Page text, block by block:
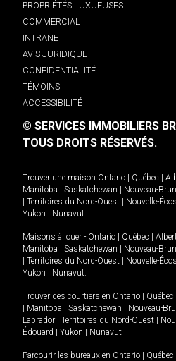
PROPRIÉTÉS LUXUEUSES
COMMERCIAL
INTRANET
AVIS JURIDIQUE
CONFIDENTIALITÉ
TÉMOINS
ACCESSIBILITÉ
© SERVICES IMMOBILIERS
TOUS DROITS RÉSERVÉS.
Trouver une maison Ontario Québec
Manitoba
Saskatchewan Nouveau-
Territoires du Nord-Ouest Nouvelle-
Yukon
Nunavut.
Maisons à louer - Ontario Québec
Manitoba
Saskatchewan Nouveau-
Territoires du Nord-Ouest Nouvelle-
Yukon
Nunavut.
Trouver des courtiers en Ontario Québec
Manitoba Saskatchewan Nouveau-
Labrador
Territoires du Nord-Ouest
Édouard
Yukon Nunavut
Parcourir les bureaux en Ontario Québec